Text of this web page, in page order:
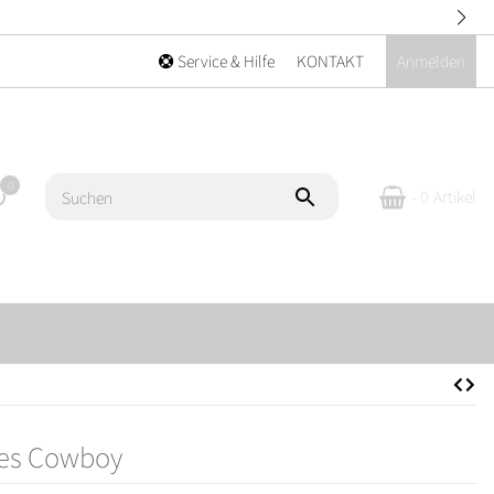
Service & Hilfe
KONTAKT Anmelden
- 0 Artikel
Cowboy